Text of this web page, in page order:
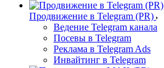
Продвижение в Telegram (PR)
Ведение Telegram канала
Посевы в Telegram
Реклама в Telegram Ads
Инвайтинг в Telegram